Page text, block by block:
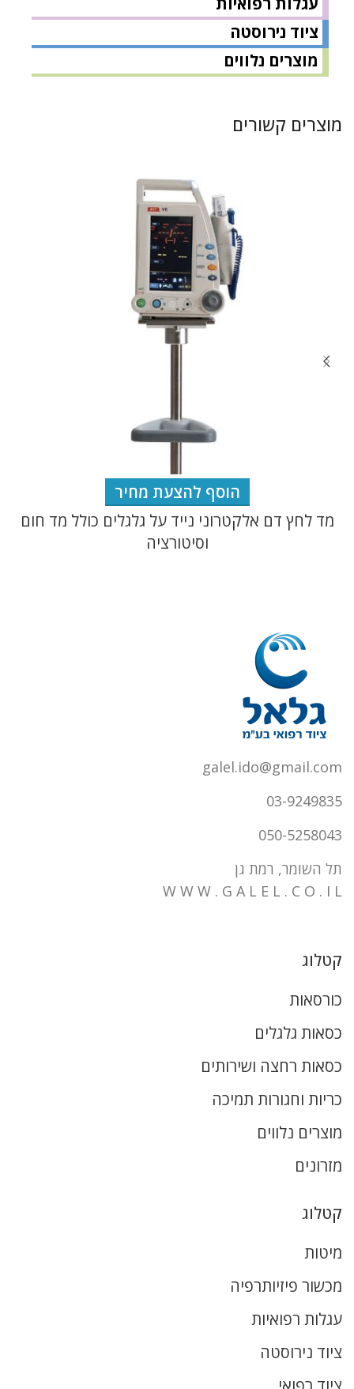
ציוד נירוסטה
מוצרים נלווים
מוצרים קשורים
הוסף להצעת מחיר
מד לחץ דם אלקטרוני נייד על גלגלים כולל מד חום
וסיטורציה
galel.ido@gmail.com
03-9249835
050-5258043
תל השומר, רמת גן
W W W . G A L E L . C O . I L
קטלוג
כורסאות
כסאות גלגלים
כסאות רחצה ושירותים
כריות וחגורות תמיכה
מוצרים נלווים
מזרונים
קטלוג
מיטות
מכשור פיזיותרפיה
עגלות רפואיות
ציוד נירוסטה